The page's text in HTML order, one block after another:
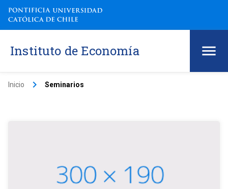
Instituto de Economía
Inicio keyboard_arrow_right Seminarios